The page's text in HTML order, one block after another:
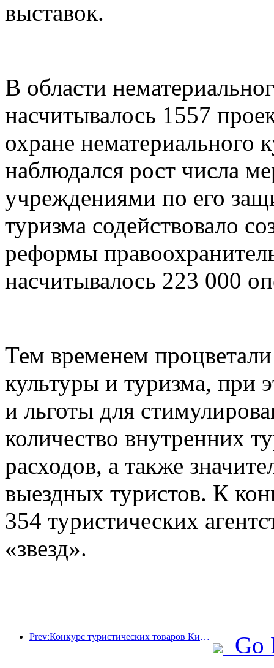
выставок.
В области
насчитывалось 1557
охране нематериального
наблюдался рост числа
учреждениями по его
туризма содействовало
реформы
насчитывалось 223 000
Тем временем
культуры и туризма, при
и льготы для
количество внутренних
расходов, а также
выездных туристов. К
354 туристических
«звезд».
Prev:Конкурс туристических товаров Китая успешно прошел в Сянтане (провинция Хунань).
Go